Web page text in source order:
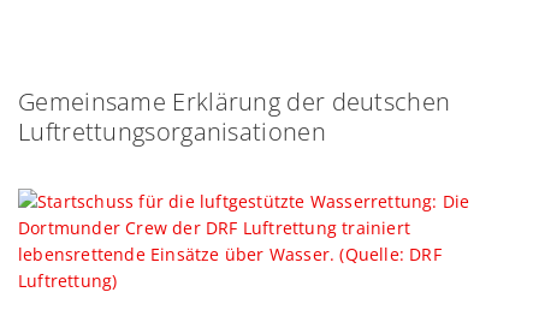
Gemeinsame Erklärung der deutschen
Luftrettungsorganisationen